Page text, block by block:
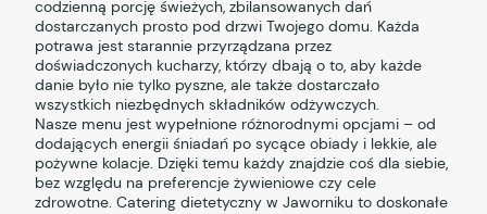
codzienną porcję świeżych, zbilansowanych dań
dostarczanych prosto pod drzwi Twojego domu. Każda
potrawa jest starannie przyrządzana przez
doświadczonych kucharzy, którzy dbają o to, aby każde
danie było nie tylko pyszne, ale także dostarczało
wszystkich niezbędnych składników odżywczych.
Nasze menu jest wypełnione różnorodnymi opcjami – od
dodających energii śniadań po sycące obiady i lekkie, ale
pożywne kolacje. Dzięki temu każdy znajdzie coś dla siebie,
bez względu na preferencje żywieniowe czy cele
zdrowotne. Catering dietetyczny w Jaworniku to doskonałe